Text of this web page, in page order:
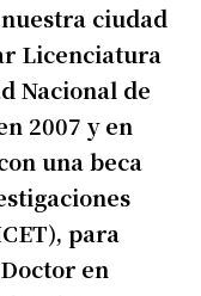
ciudad
Licenciatura
Nacional de
2007 y en
una beca
para
en